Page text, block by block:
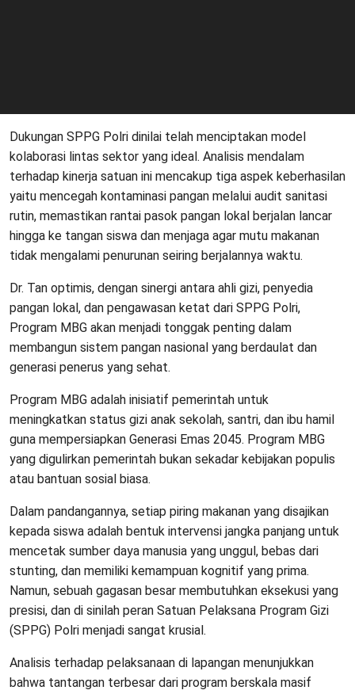
​Dukungan SPPG Polri dinilai telah menciptakan model
kolaborasi lintas sektor yang ideal. Analisis mendalam
terhadap kinerja satuan ini mencakup tiga aspek keberhasilan
yaitu mencegah kontaminasi pangan melalui audit sanitasi
rutin, memastikan rantai pasok pangan lokal berjalan lancar
hingga ke tangan siswa dan menjaga agar mutu makanan
tidak mengalami penurunan seiring berjalannya waktu.
​Dr. Tan optimis, dengan sinergi antara ahli gizi, penyedia
pangan lokal, dan pengawasan ketat dari SPPG Polri,
Program MBG akan menjadi tonggak penting dalam
membangun sistem pangan nasional yang berdaulat dan
generasi penerus yang sehat.
Program MBG adalah inisiatif pemerintah untuk
meningkatkan status gizi anak sekolah, santri, dan ibu hamil
guna mempersiapkan Generasi Emas 2045. Program MBG
yang digulirkan pemerintah bukan sekadar kebijakan populis
atau bantuan sosial biasa.
Dalam pandangannya, setiap piring makanan yang disajikan
kepada siswa adalah bentuk intervensi jangka panjang untuk
mencetak sumber daya manusia yang unggul, bebas dari
stunting, dan memiliki kemampuan kognitif yang prima.
Namun, sebuah gagasan besar membutuhkan eksekusi yang
presisi, dan di sinilah peran Satuan Pelaksana Program Gizi
(SPPG) Polri menjadi sangat krusial.
​Analisis terhadap pelaksanaan di lapangan menunjukkan
bahwa tantangan terbesar dari program berskala masif